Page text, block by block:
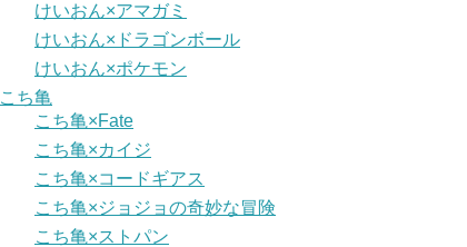
けいおん×アマガミ
けいおん×ドラゴンボール
けいおん×ポケモン
こち亀
こち亀×Fate
こち亀×カイジ
こち亀×コードギアス
こち亀×ジョジョの奇妙な冒険
こち亀×ストパン